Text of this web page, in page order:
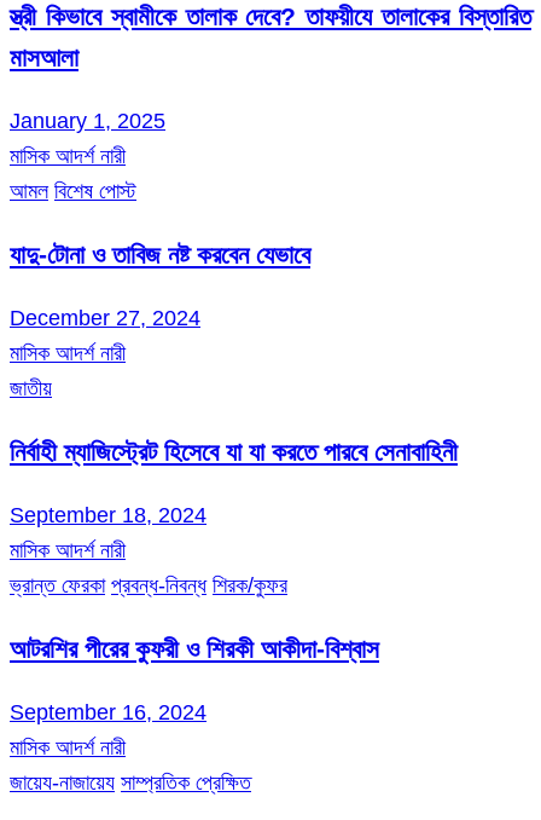
স্ত্রী কিভাবে স্বামীকে তালাক দেবে? তাফয়ীযে তালাকের বিস্তারিত
মাসআলা
January 1, 2025
মাসিক আদর্শ নারী
আমল বিশেষ পোস্ট
যাদু-টোনা ও তাবিজ নষ্ট করবেন যেভাবে
December 27, 2024
মাসিক আদর্শ নারী
জাতীয়
নির্বাহী ম্যাজিস্ট্রেট হিসেবে যা যা করতে পারবে সেনাবাহিনী
September 18, 2024
মাসিক আদর্শ নারী
ভ্রান্ত ফেরকা প্রবন্ধ-নিবন্ধ শিরক/কুফর
আটরশির পীরের কুফরী ও শিরকী আকীদা-বিশ্বাস
September 16, 2024
মাসিক আদর্শ নারী
জায়েয-নাজায়েয সাম্প্রতিক প্রেক্ষিত